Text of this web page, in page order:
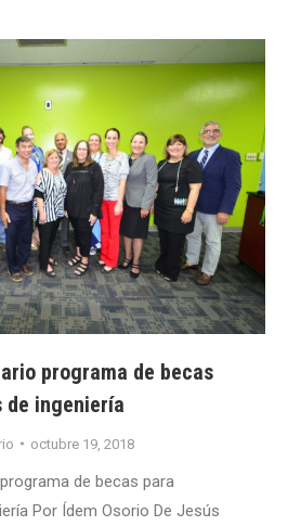
programa de becas
de ingeniería
octubre 19, 2018
de becas para
Por Ídem Osorio De Jesús